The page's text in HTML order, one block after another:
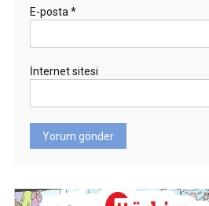
E-posta *
İnternet sitesi